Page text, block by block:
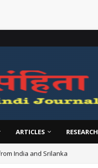
ARTICLES RESEARCH
from India and Srilanka